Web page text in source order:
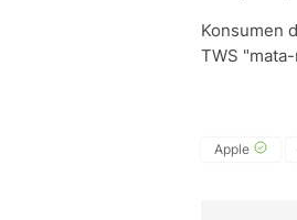
Konsumen
TWS
Apple